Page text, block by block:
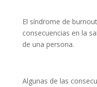
El síndrome de
consecuencias en la
de una persona.
Algunas de las